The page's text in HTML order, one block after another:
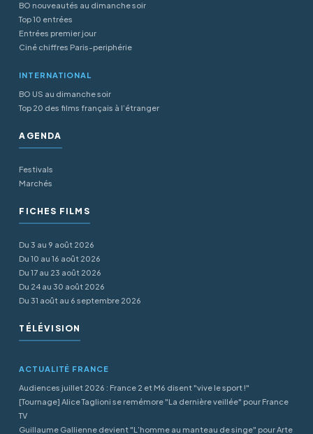
BO nouveautés au dimanche soir
Top 10 entrées
Entrées premier jour
Ciné chiffres Paris-periphérie
INTERNATIONAL
BO US au dimanche soir
Top 20 des films français à l’étranger
AGENDA
Festivals
Marchés
FICHES FILMS
Du 3 au 9 août 2026
Du 10 au 16 août 2026
Du 17 au 23 août 2026
Du 24 au 30 août 2026
Du 31 août au 6 septembre 2026
TÉLÉVISION
ACTUALITÉ FRANCE
Audiences juillet 2026 : France 2 et M6 disent "vive le sport !"
[Tournage] Alice Taglioni se remémore "La dernière veillée" pour France
TV
Guillaume Gallienne devient "L’homme au manteau de singe" pour Arte